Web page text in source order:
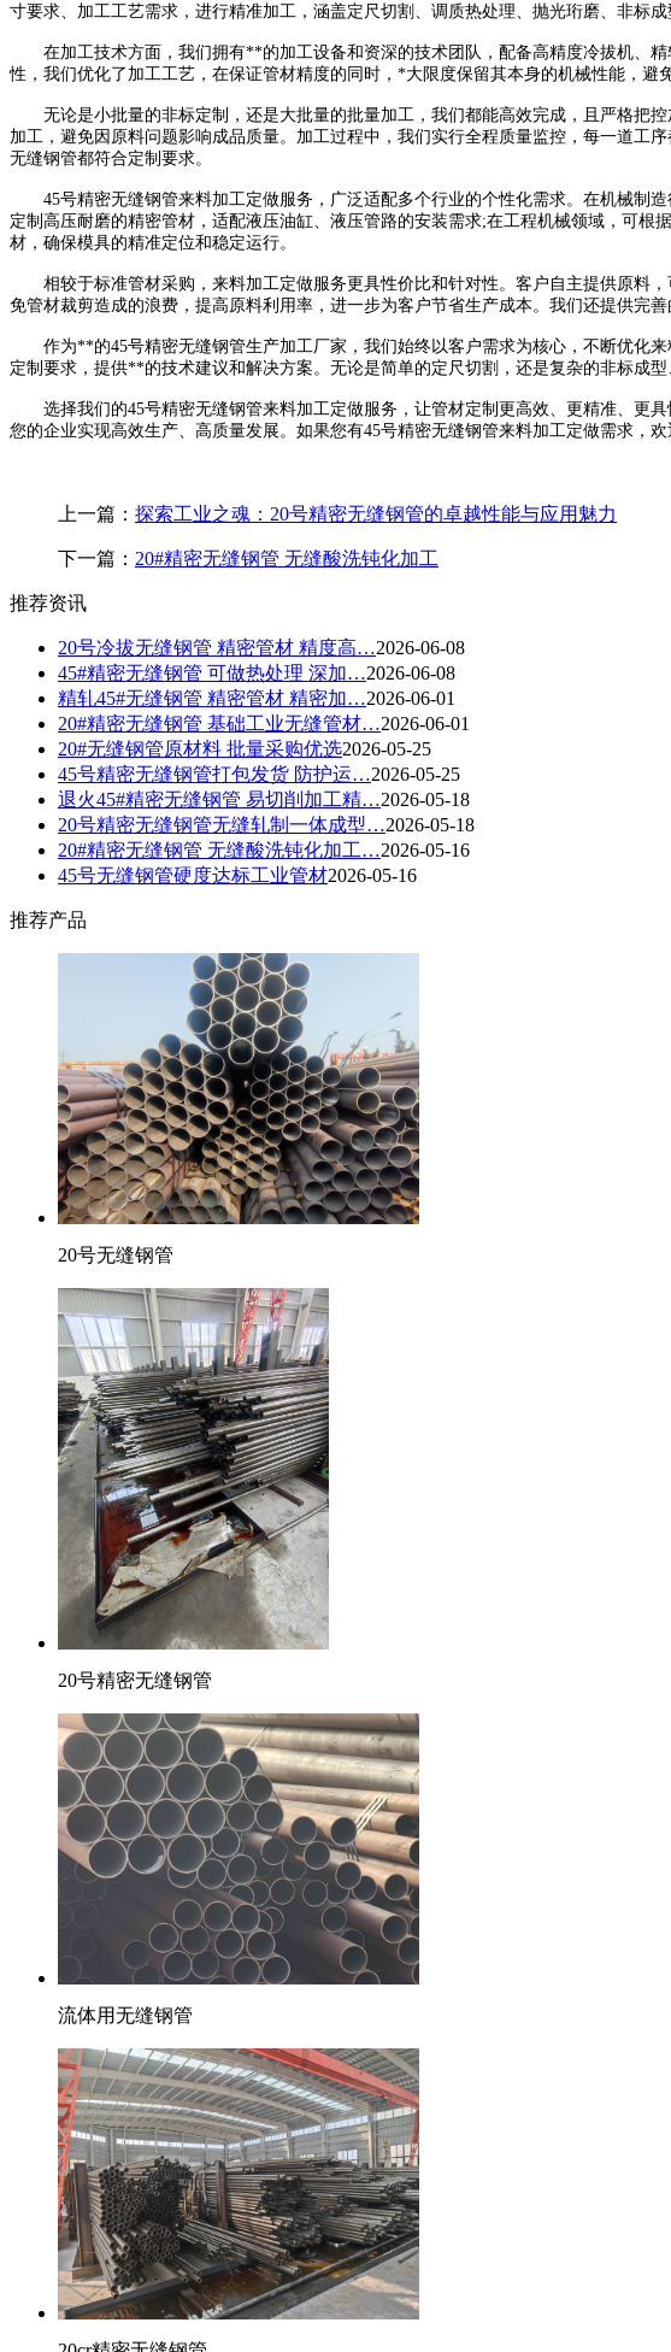
寸要求、加工工艺需求，进行精准加工，涵盖定尺切割、调质热处理、抛光珩磨、非标
在加工技术方面，我们拥有**的加工设备和资深的技术团队，配备高精度冷拔机、精
性，我们优化了加工工艺，在保证管材精度的同时，*大限度保留其本身的机械性能，
无论是小批量的非标定制，还是大批量的批量加工，我们都能高效完成，且严格把控
加工，避免因原料问题影响成品质量。加工过程中，我们实行全程质量监控，每一道工
无缝钢管都符合定制要求。
45号精密无缝钢管来料加工定做服务，广泛适配多个行业的个性化需求。在机械制
定制高压耐磨的精密管材，适配液压油缸、液压管路的安装需求;在工程机械领域，可
材，确保模具的精准定位和稳定运行。
相较于标准管材采购，来料加工定做服务更具性价比和针对性。客户自主提供原料，
免管材裁剪造成的浪费，提高原料利用率，进一步为客户节省生产成本。我们还提供完
作为**的45号精密无缝钢管生产加工厂家，我们始终以客户需求为核心，不断优化来
定制要求，提供**的技术建议和解决方案。无论是简单的定尺切割，还是复杂的非标成
选择我们的45号精密无缝钢管来料加工定做服务，让管材定制更高效、更精准、更
您的企业实现高效生产、高质量发展。如果您有45号精密无缝钢管来料加工定做需求，欢
上一篇： 探索工业之魂：20号精密无缝钢管的卓越性能与应用魅力
下一篇： 20#精密无缝钢管 无缝酸洗钝化加工
推荐资讯
20号冷拔无缝钢管 精密管材 精度高…2026-06-08
45#精密无缝钢管 可做热处理 深加…2026-06-08
精轧45#无缝钢管 精密管材 精密加…2026-06-01
20#精密无缝钢管 基础工业无缝管材…2026-06-01
20#无缝钢管原材料 批量采购优选2026-05-25
45号精密无缝钢管打包发货 防护运…2026-05-25
退火45#精密无缝钢管 易切削加工精…2026-05-18
20号精密无缝钢管无缝轧制一体成型…2026-05-18
20#精密无缝钢管 无缝酸洗钝化加工…2026-05-16
45号无缝钢管硬度达标工业管材2026-05-16
推荐产品
20号无缝钢管
20号精密无缝钢管
流体用无缝钢管